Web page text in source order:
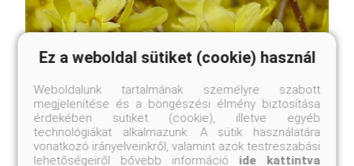
Ez a weboldal sütiket (cookie) használ
Weboldalunk tartalmának személyre szabott
megjelenítése és a böngészési élmény biztosítása
érdekében sütiket (cookie), illetve egyéb
technológiákat alkalmazunk. A sütik használatára
vonatkozó irányelveinkről, valamint azok testreszabási
lehetőségeiről bővebb információ ide kattintva